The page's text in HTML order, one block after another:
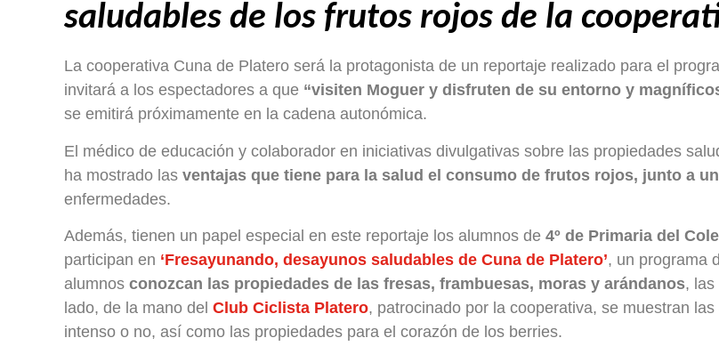
saludables de los frutos rojos de la
La cooperativa Cuna de Platero será la protagonista de un reportaje realizado para el
invitará a los espectadores a que “visiten Moguer y disfruten de su entorno y
se emitirá próximamente en la cadena autonómica.
El médico de educación y colaborador en iniciativas divulgativas sobre las propiedades
ha mostrado las ventajas que tiene para la salud el consumo de frutos rojos, junto a
enfermedades.
Además, tienen un papel especial en este reportaje los alumnos de 4º de Primaria del
participan en ‘Fresayunando, desayunos saludables de Cuna de Platero’, un programa
alumnos conozcan las propiedades de las fresas, frambuesas, moras y arándanos, las
lado, de la mano del Club Ciclista Platero, patrocinado por la cooperativa, se muestran
intenso o no, así como las propiedades para el corazón de los berries.